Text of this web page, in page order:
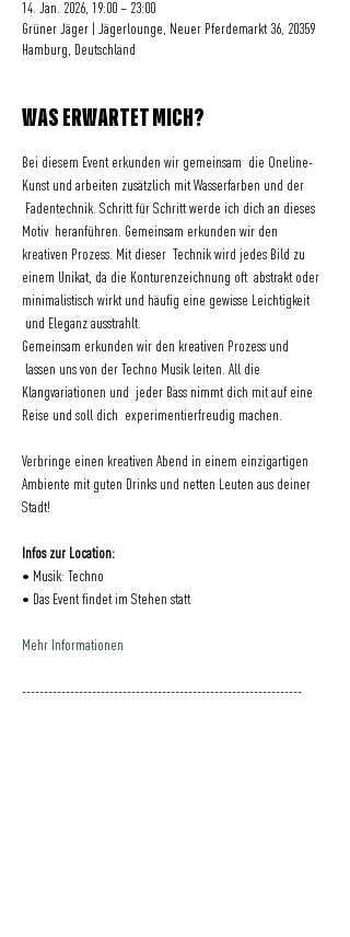
14. Jan. 2026, 19:00 – 23:00
Grüner Jäger | Jägerlounge, Neuer Pferdemarkt 36, 20359
Hamburg, Deutschland
WAS ERWARTET MICH?
Bei diesem Event erkunden wir gemeinsam  die Oneline-
Kunst und arbeiten zusätzlich mit Wasserfarben und der
Fadentechnik. Schritt für Schritt werde ich dich an dieses
Motiv  heranführen. Gemeinsam erkunden wir den
kreativen Prozess. Mit dieser  Technik wird jedes Bild zu
einem Unikat, da die Konturenzeichnung oft  abstrakt oder
minimalistisch wirkt und häufig eine gewisse Leichtigkeit
und Eleganz ausstrahlt.
Gemeinsam erkunden wir den kreativen Prozess und
lassen uns von der Techno Musik leiten. All die
Klangvariationen und  jeder Bass nimmt dich mit auf eine
Reise und soll dich  experimentierfreudig machen.
Verbringe einen kreativen Abend in einem einzigartigen
Ambiente mit guten Drinks und netten Leuten aus deiner
Stadt!
Infos zur Location:
• Musik: Techno
• Das Event findet im Stehen statt
Mehr Informationen
----------------------------------------------------------------